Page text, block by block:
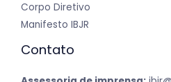
Corpo Diretivo
Manifesto IBJR
Contato